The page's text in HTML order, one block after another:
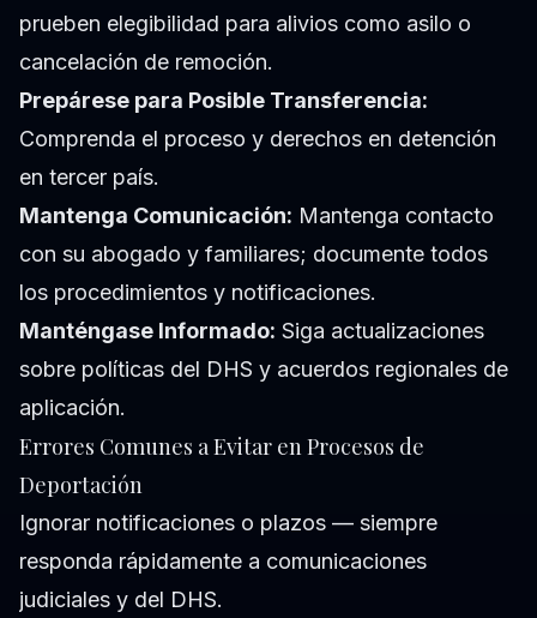
prueben elegibilidad para alivios como asilo o
cancelación de remoción.
Prepárese para Posible Transferencia:
Comprenda el proceso y derechos en detención
en tercer país.
Mantenga Comunicación: Mantenga contacto
con su abogado y familiares; documente todos
los procedimientos y notificaciones.
Manténgase Informado: Siga actualizaciones
sobre políticas del DHS y acuerdos regionales de
aplicación.
Errores Comunes a Evitar en Procesos de
Deportación
Ignorar notificaciones o plazos — siempre
responda rápidamente a comunicaciones
judiciales y del DHS.